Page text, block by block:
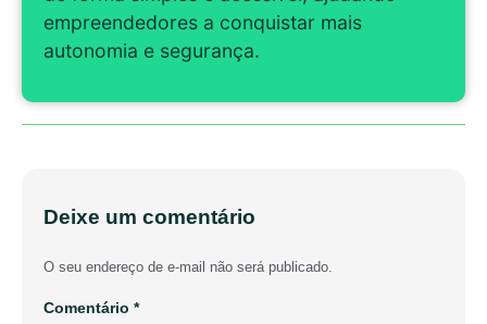
empreendedores a conquistar mais
autonomia e segurança.
Deixe um comentário
O seu endereço de e-mail não será publicado.
Comentário *